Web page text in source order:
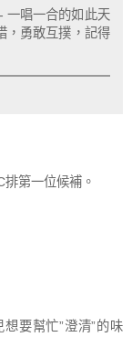
一唱一合的如此天
，勇敢互撲，記得
第一位候補。
要幫忙”澄清”的味